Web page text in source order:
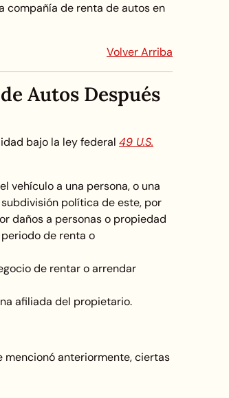
compañía de renta de autos en
Volver Arriba
Autos Después
bajo la ley federal 49 U.S.
vehículo a una persona, o una
política de este, por
daños a personas o propiedad
de renta o
de rentar o arrendar
afiliada del propietario.
mencionó anteriormente, ciertas